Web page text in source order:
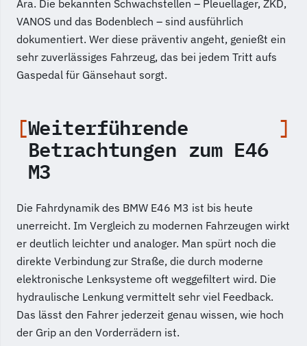
Ära. Die bekannten Schwachstellen – Pleuellager, ZKD,
VANOS und das Bodenblech – sind ausführlich
dokumentiert. Wer diese präventiv angeht, genießt ein
sehr zuverlässiges Fahrzeug, das bei jedem Tritt aufs
Gaspedal für Gänsehaut sorgt.
Weiterführende
Betrachtungen zum E46
M3
Die Fahrdynamik des BMW E46 M3 ist bis heute
unerreicht. Im Vergleich zu modernen Fahrzeugen wirkt
er deutlich leichter und analoger. Man spürt noch die
direkte Verbindung zur Straße, die durch moderne
elektronische Lenksysteme oft weggefiltert wird. Die
hydraulische Lenkung vermittelt sehr viel Feedback.
Das lässt den Fahrer jederzeit genau wissen, wie hoch
der Grip an den Vorderrädern ist.